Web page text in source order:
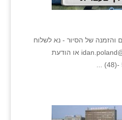
של הסיור - נא לשלוח
בבקשה מייל ל idan.poland@gmail.com או הודעת